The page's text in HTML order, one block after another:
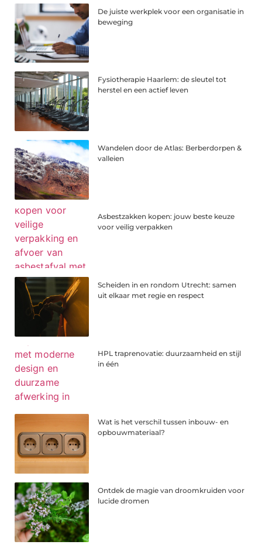
De juiste werkplek voor een organisatie in
beweging
Fysiotherapie Haarlem: de sleutel tot
herstel en een actief leven
Wandelen door de Atlas: Berberdorpen &
valleien
Asbestzakken kopen: jouw beste keuze
voor veilig verpakken
Scheiden in en rondom Utrecht: samen
uit elkaar met regie en respect
HPL traprenovatie: duurzaamheid en stijl
in één
Wat is het verschil tussen inbouw- en
opbouwmateriaal?
Ontdek de magie van droomkruiden voor
lucide dromen